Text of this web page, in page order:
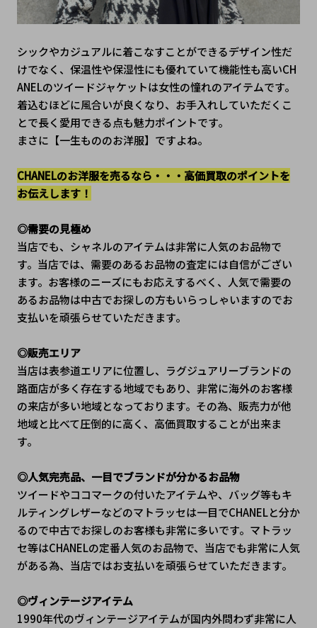
シックやカジュアルに着こなすことができるデザイン性だ
けでなく、保温性や保湿性にも優れていて機能性も高いCH
ANELのツイードジャケットは女性の憧れのアイテムです。
着込むほどに風合いが良くなり、お手入れしていただくこ
とで長く愛用できる点も魅力ポイントです。
まさに【一生もののお洋服】ですよね。
CHANELのお洋服を売るなら・・・高価買取のポイントを
お伝えします！
◎需要の見極め
当店でも、シャネルのアイテムは非常に人気のお品物で
す。当店では、需要のあるお品物の査定には自信がござい
ます。お客様のニーズにもお応えするべく、人気で需要の
あるお品物は中古でお探しの方もいらっしゃいますのでお
支払いを頑張らせていただきます。
◎販売エリア
当店は表参道エリアに位置し、ラグジュアリーブランドの
路面店が多く存在する地域でもあり、非常に海外のお客様
の来店が多い地域となっております。その為、販売力が他
地域と比べて圧倒的に高く、高価買取することが出来ま
す。
◎人気完売品、一目でブランドが分かるお品物
ツイードやココマークの付いたアイテムや、バッグ等もキ
ルティングレザーなどのマトラッセは一目でCHANELと分か
るので中古でお探しのお客様も非常に多いです。マトラッ
セ等はCHANELの定番人気のお品物で、当店でも非常に人気
がある為、当店ではお支払いを頑張らせていただきます。
◎ヴィンテージアイテム
1990年代のヴィンテージアイテムが国内外問わず非常に人